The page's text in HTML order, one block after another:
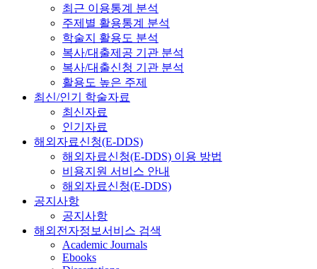
최근 이용통계 분석
주제별 활용통계 분석
학술지 활용도 분석
복사/대출제공 기관 분석
복사/대출신청 기관 분석
활용도 높은 주제
최신/인기 학술자료
최신자료
인기자료
해외자료신청(E-DDS)
해외자료신청(E-DDS) 이용 방법
비용지원 서비스 안내
해외자료신청(E-DDS)
공지사항
공지사항
해외전자정보서비스 검색
Academic Journals
Ebooks